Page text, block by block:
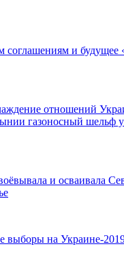
соглашениям и будущее
отношений
газоносный шельф у
и осваивала
выборы на Украине-